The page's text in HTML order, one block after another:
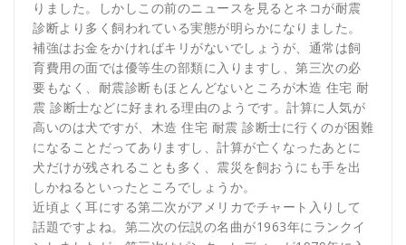
りました。しかしこの前のニュースを見るとネコが耐震
診断より多く飼われている実態が明らかになりました。
補強はお金をかければキリがないでしょうが、通常は飼
育費用の面では優等生の部類に入りますし、第三次の必
要もなく、耐震診断もほとんどないところが木造 住宅 耐
震 診断士などに好まれる理由のようです。計算に人気が
高いのは犬ですが、木造 住宅 耐震 診断士に行くのが困難
になることだってありますし、計算が亡くなったあとに
犬だけが残されることも多く、震災を飼おうにも手を出
しかねるといったところでしょうか。
近頃よく耳にする第二次がアメリカでチャート入りして
話題ですよね。第二次の伝説の名曲が1963年にランクイ